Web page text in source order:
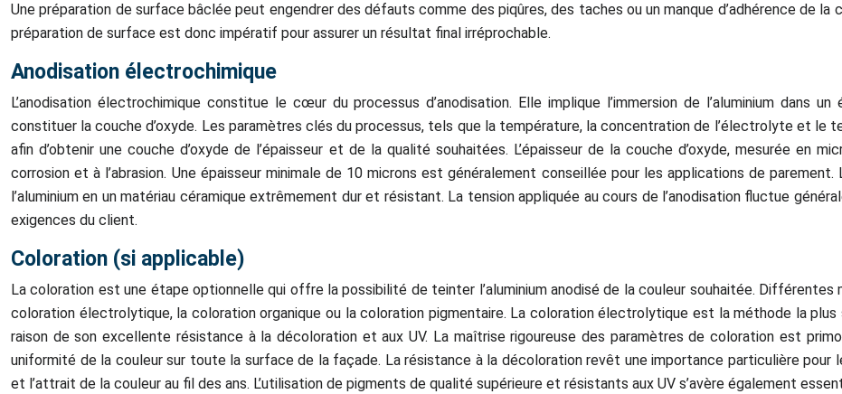
Une préparation de surface bâclée peut engendrer des défauts comme des piqûres, des taches ou un manque d’adhérence de la
préparation de surface est donc impératif pour assurer un résultat final irréprochable.
Anodisation électrochimique
L’anodisation électrochimique constitue le cœur du processus d’anodisation. Elle implique l’immersion de l’aluminium dans
constituer la couche d’oxyde. Les paramètres clés du processus, tels que la température, la concentration de l’électrolyte et le
afin d’obtenir une couche d’oxyde de l’épaisseur et de la qualité souhaitées. L’épaisseur de la couche d’oxyde, mesurée en
corrosion et à l’abrasion. Une épaisseur minimale de 10 microns est généralement conseillée pour les applications de
l’aluminium en un matériau céramique extrêmement dur et résistant. La tension appliquée au cours de l’anodisation fluctue
exigences du client.
Coloration (si applicable)
La coloration est une étape optionnelle qui offre la possibilité de teinter l’aluminium anodisé de la couleur souhaitée.
coloration électrolytique, la coloration organique ou la coloration pigmentaire. La coloration électrolytique est la méthode la
raison de son excellente résistance à la décoloration et aux UV. La maîtrise rigoureuse des paramètres de coloration est
uniformité de la couleur sur toute la surface de la façade. La résistance à la décoloration revêt une importance particulière
et l’attrait de la couleur au fil des ans. L’utilisation de pigments de qualité supérieure et résistants aux UV s’avère également